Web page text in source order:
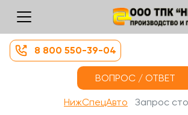
8 800 550-39-04
ВОПРОС / ОТВЕТ
НижСпецАвто Запрос